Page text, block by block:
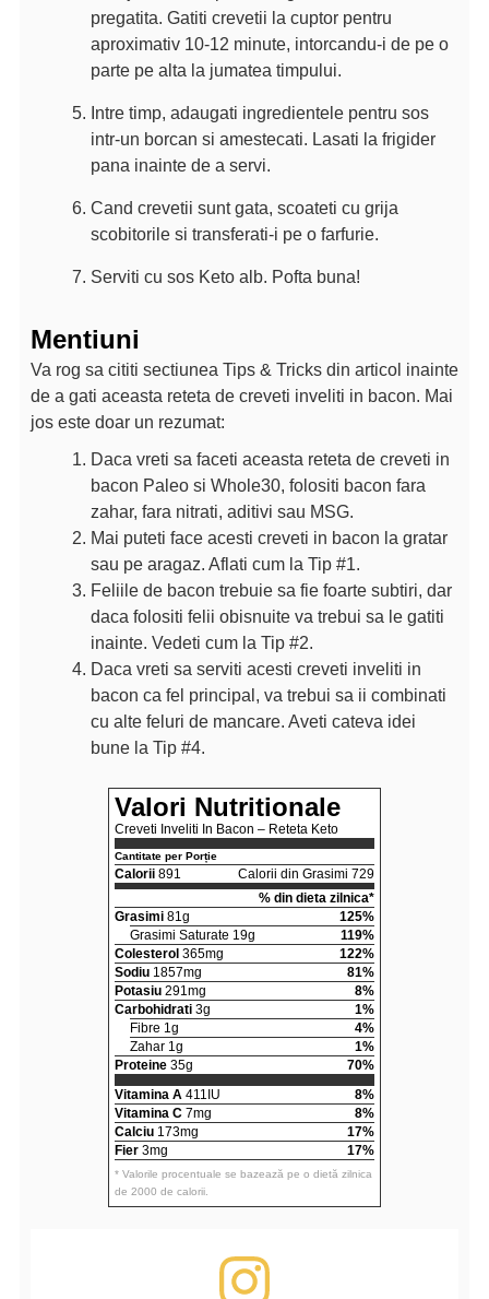
pregatita. Gatiti crevetii la cuptor pentru
aproximativ 10-12 minute, intorcandu-i de pe o
parte pe alta la jumatea timpului.
Intre timp, adaugati ingredientele pentru sos
intr-un borcan si amestecati. Lasati la frigider
pana inainte de a servi.
Cand crevetii sunt gata, scoateti cu grija
scobitorile si transferati-i pe o farfurie.
Serviti cu sos Keto alb. Pofta buna!
Mentiuni
Va rog sa cititi sectiunea Tips & Tricks din articol inainte
de a gati aceasta reteta de creveti inveliti in bacon. Mai
jos este doar un rezumat:
Daca vreti sa faceti aceasta reteta de creveti in
bacon Paleo si Whole30, folositi bacon fara
zahar, fara nitrati, aditivi sau MSG.
Mai puteti face acesti creveti in bacon la gratar
sau pe aragaz. Aflati cum la Tip #1.
Feliile de bacon trebuie sa fie foarte subtiri, dar
daca folositi felii obisnuite va trebui sa le gatiti
inainte. Vedeti cum la Tip #2.
Daca vreti sa serviti acesti creveti inveliti in
bacon ca fel principal, va trebui sa ii combinati
cu alte feluri de mancare. Aveti cateva idei
bune la Tip #4.
Valori Nutritionale
Creveti Inveliti In Bacon – Reteta Keto
Cantitate per Porție
Calorii 891
Calorii din Grasimi 729
% din dieta zilnica*
Grasimi 81g
125%
Grasimi Saturate 19g
119%
Colesterol 365mg
122%
Sodiu 1857mg
81%
Potasiu 291mg
8%
Carbohidrati 3g
1%
Fibre 1g
4%
Zahar 1g
1%
Proteine 35g
70%
Vitamina A 411IU
8%
Vitamina C 7mg
8%
Calciu 173mg
17%
Fier 3mg 17%
* Valorile procentuale se bazează pe o dietă zilnica
de 2000 de calorii.